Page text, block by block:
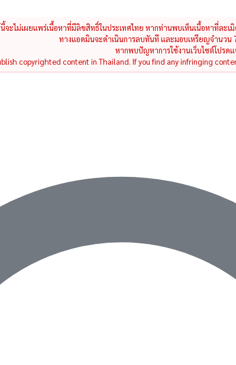
นี้จะไม่เผยแพร่เนื้อหาที่มีลิขสิทธิ์ในประเทศไทย หากท่านพบเห็นเนื้อหาที่ละ
ทางแอดมินจะดำเนินการลบทันที และมอบเหรียญจำนวน
หากพบปัญหาการใช้งานเว็บไซต์โปรดแ
copyrighted content in Thailand. If you find any infringing